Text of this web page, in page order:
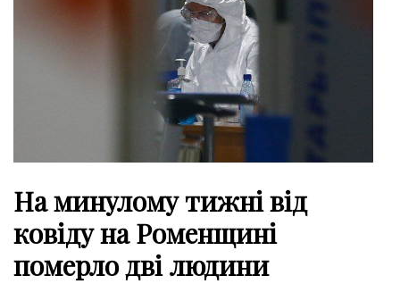
На минулому тижні від
ковіду на Роменщині
померло дві людини